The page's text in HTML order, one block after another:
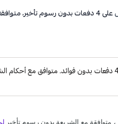
على4دفعات بدون رسوم تأخير،